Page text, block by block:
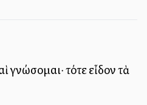
γνώσομαι· τότε εἶδον τὰ